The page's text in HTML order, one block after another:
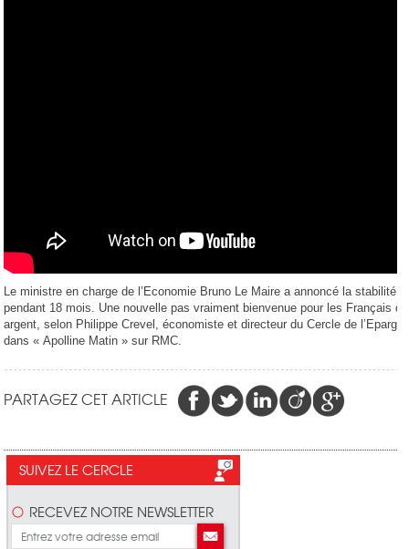
Le ministre en charge de l’Economie Bruno Le Maire a annoncé la stabilité
pendant 18 mois. Une nouvelle pas vraiment bienvenue pour les Français
argent, selon Philippe Crevel, économiste et directeur du Cercle de
dans « Apolline Matin » sur RMC.
PARTAGEZ CET ARTICLE
SUIVEZ LE CERCLE
RECEVEZ NOTRE NEWSLETTER